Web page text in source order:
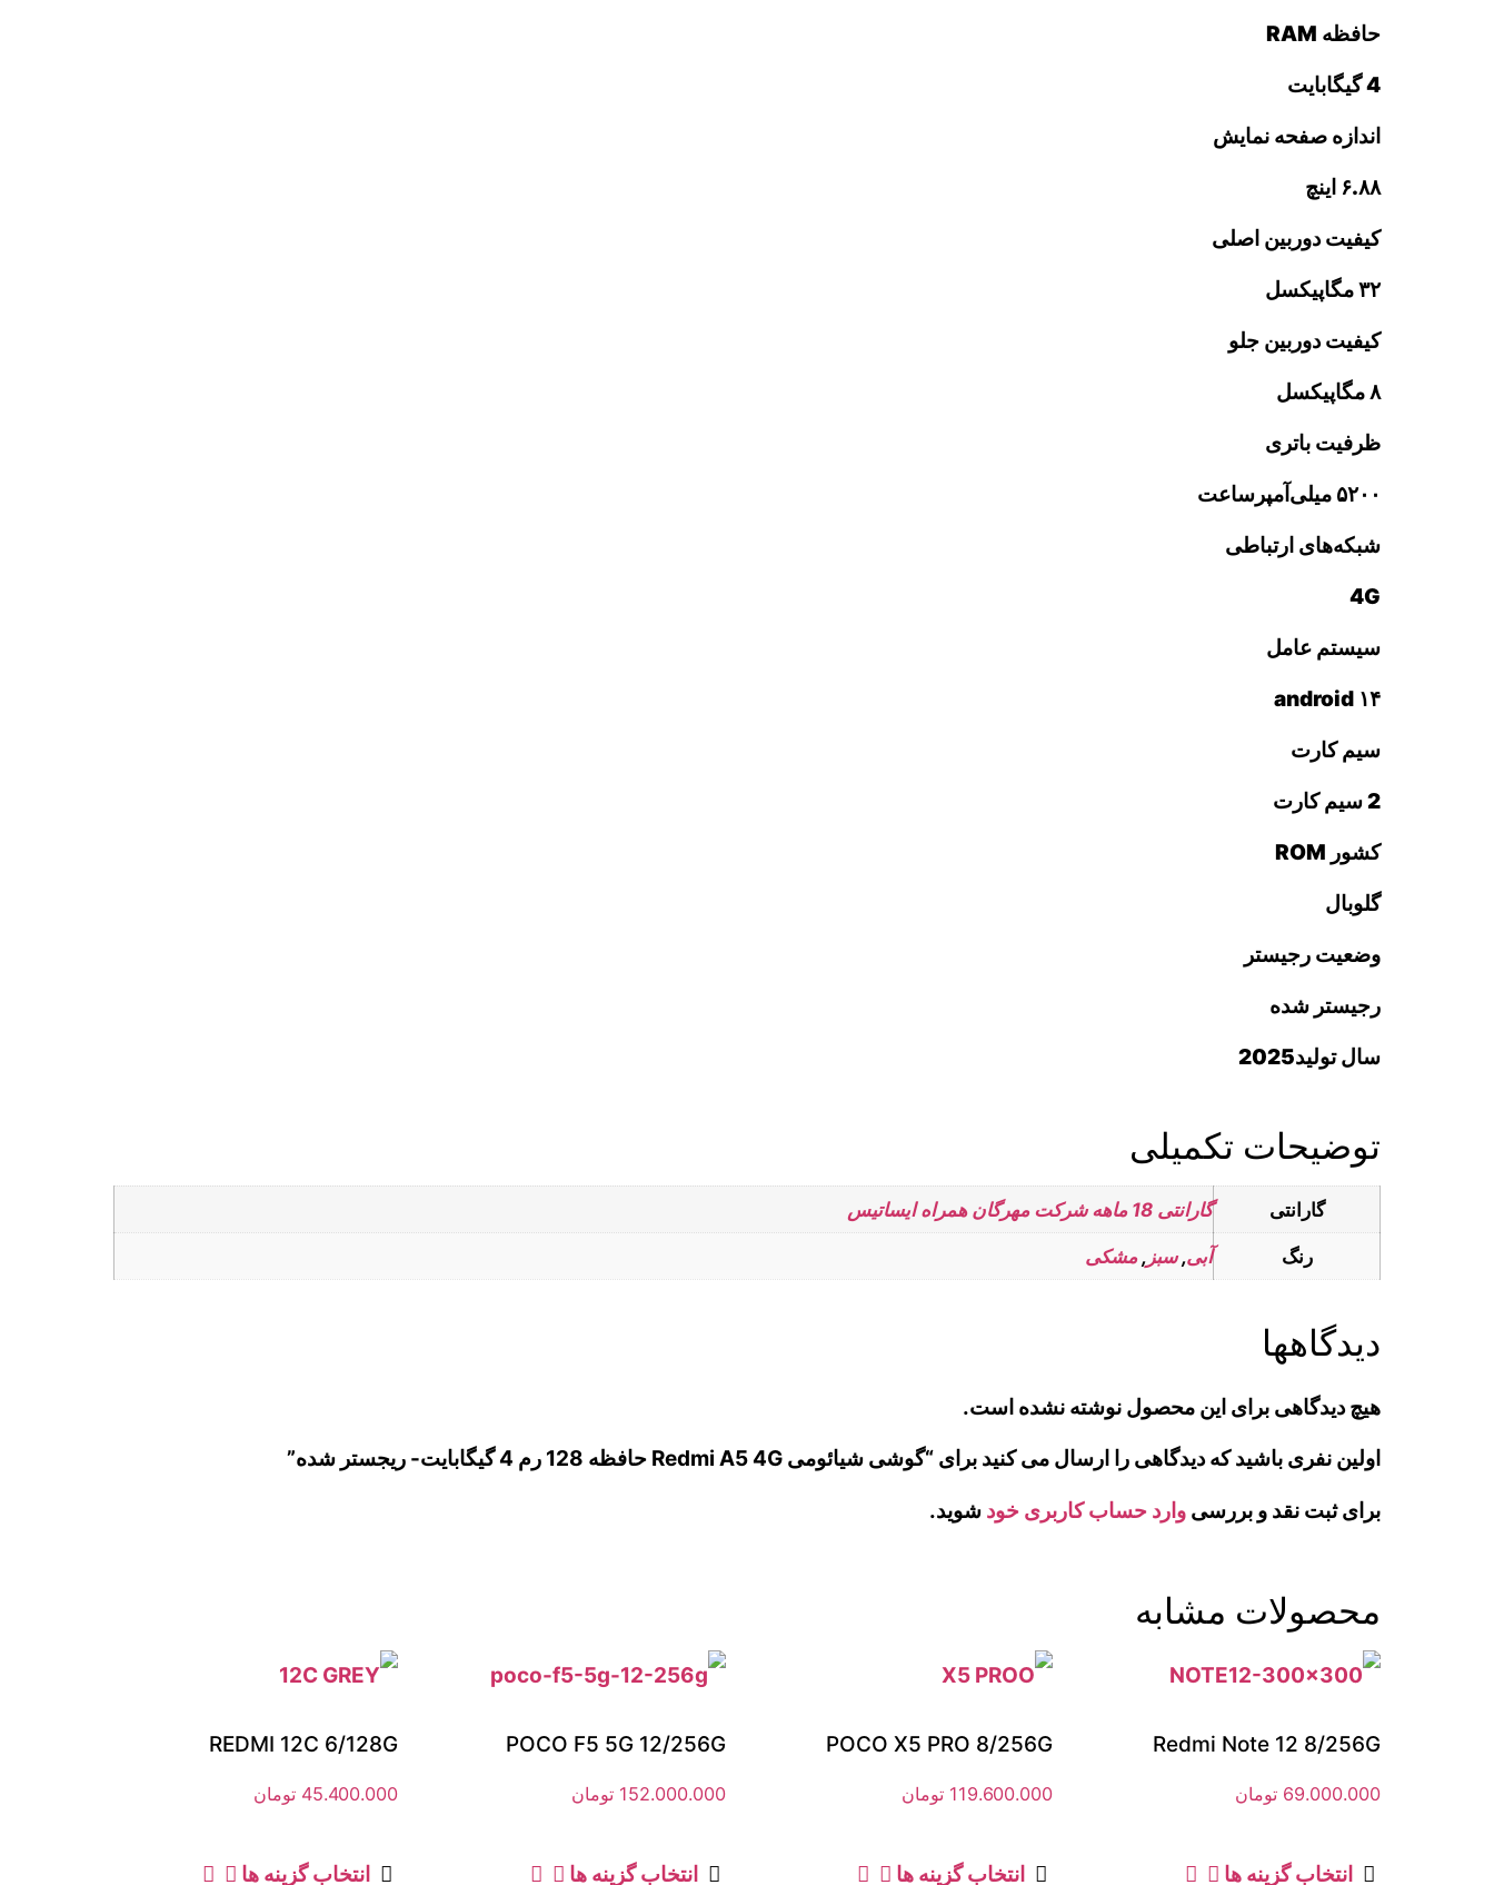
حافظه RAM
4 گیگابایت
اندازه صفحه نمایش
۶.۸۸ اینچ
کیفیت دوربین اصلی
۳۲ مگاپیکسل
کیفیت دوربین جلو
۸ مگاپیکسل
ظرفیت باتری
۵۲۰۰ میلی‌آمپرساعت
شبکه‌های ارتباطی
4G
سیستم عامل
android ۱۴
سیم کارت
2 سیم کارت
کشور ROM
گلوبال
وضعیت رجیستر
رجیستر شده
سال تولید2025
توضیحات تکمیلی
گارانتی
گارانتی 18 ماهه شرکت مهرگان همراه ایساتیس
رنگ
آبی,سبز ,مشکی
دیدگاهها
هیچ دیدگاهی برای این محصول نوشته نشده است.
اولین نفری باشید که دیدگاهی را ارسال می کنید برای “گوشی شیائومی Redmi A5 4G حافظه 128 رم 4 گیگابایت- ریجستر شده”
برای ثبت نقد و بررسی وارد حساب کاربری خود شوید.
محصولات مشابه
Redmi Note 12 8/256G
69.000.000 تومان
انتخاب گزینه ها
POCO X5 PRO 8/256G
119.600.000 تومان
انتخاب گزینه ها
POCO F5 5G 12/256G
152.000.000 تومان
انتخاب گزینه ها
REDMI 12C 6/128G
45.400.000 تومان
انتخاب گزینه ها